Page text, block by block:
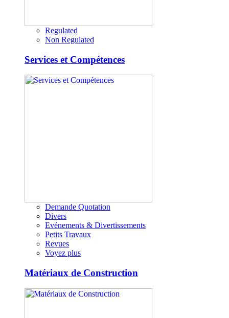
Regulated
Non Regulated
Services et Compétences
Demande Quotation
Divers
Evénements & Divertissements
Petits Travaux
Revues
Voyez plus
Matériaux de Construction